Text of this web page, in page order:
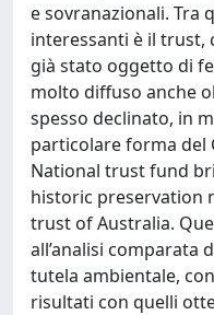
e sovranazionali. Tra
interessanti è il trust,
già stato oggetto di
molto diffuso anche
spesso declinato, in
particolare forma del
National trust fund
historic preservation
trust of Australia.
all’analisi comparata
tutela ambientale,
risultati con quelli